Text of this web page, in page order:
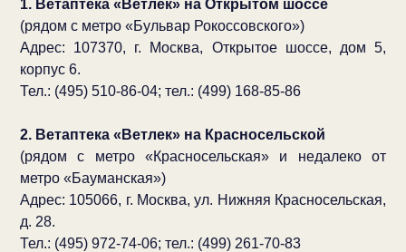
1. Ветаптека «Ветлек» на Открытом шоссе
(рядом с метро «Бульвар Рокоссовского»)
Адрес: 107370, г. Москва, Открытое шоссе, дом 5,
корпус 6.
Тел.: (495) 510-86-04; тел.: (499) 168-85-86
2. Ветаптека «Ветлек» на Красносельской
(рядом с метро «Красносельская» и недалеко от
метро «Бауманская»)
Адрес: 105066, г. Москва, ул. Нижняя Красносельская,
д. 28.
Тел.: (495) 972-74-06; тел.: (499) 261-70-83